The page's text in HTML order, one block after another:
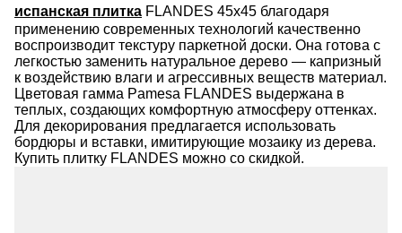
испанская плитка FLANDES 45х45 благодаря
применению современных технологий качественно
воспроизводит текстуру паркетной доски. Она готова с
легкостью заменить натуральное дерево — капризный
к воздействию влаги и агрессивных веществ материал.
Цветовая гамма Pamesa FLANDES выдержана в
теплых, создающих комфортную атмосферу оттенках.
Для декорирования предлагается использовать
бордюры и вставки, имитирующие мозаику из дерева.
Купить плитку FLANDES можно со скидкой.